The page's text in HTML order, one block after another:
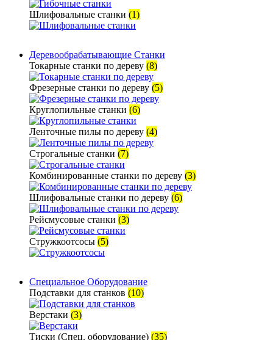
Шлифовальные станки (1)
Деревообрабатывающие Станки
Токарные станки по дереву (8)
Фрезерные станки по дереву (5)
Круглопильные станки (6)
Ленточные пилы по дереву (4)
Строгальные станки (7)
Комбинированные станки по дереву (3)
Шлифовальные станки по дереву (6)
Рейсмусовые станки (3)
Стружкоотсосы (5)
Специальное Оборудование
Подставки для станков (10)
Верстаки (3)
Тиски (Спец. оборудование) (35)